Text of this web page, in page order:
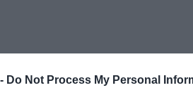
Do Not Process My Personal